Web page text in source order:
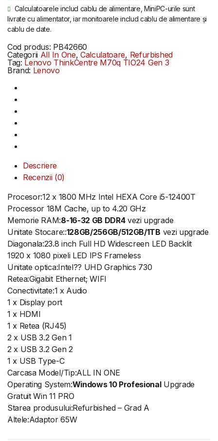
Calculatoarele includ cablu de alimentare, MiniPC-urile sunt
livrate cu alimentator, iar monitoarele includ cablu de alimentare și
cablu de date.
Cod produs: PB42660
Categorii All In One, Calculatoare, Refurbished
Tag: Lenovo ThinkCentre M70q TIO24 Gen 3
Brand: Lenovo
Descriere
Recenzii (0)
Procesor:12 x 1800 MHz Intel HEXA Core i5-12400T
Processor 18M Cache, up to 4.20 GHz
Memorie RAM:8-16-32 GB DDR4vezi upgrade
Unitate Stocare::128GB/256GB/512GB/1TB vezi upgrade
Diagonala:23.8 inch Full HD Widescreen LED Backlit
1920 x 1080 pixeli LED IPS Frameless
Unitate optica:Intel?? UHD Graphics 730
Retea:Gigabit Ethernet; WIFI
Conectivitate:1 x Audio
1 x Display port
1 x HDMI
1 x Retea (RJ45)
2 x USB 3.2 Gen 1
2 x USB 3.2 Gen 2
1 x USB Type-C
Carcasa Model/Tip:ALL IN ONE
Operating System:Windows 10 ProfesionalUpgrade
Gratuit Win 11 PRO
Starea produsului:Refurbished – Grad A
Altele:Adaptor 65W